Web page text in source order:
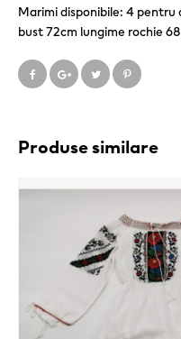
Marimi disponibile: 4
bust 72cm lungime rochie
Produse similare